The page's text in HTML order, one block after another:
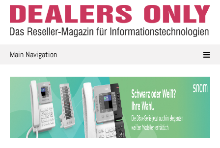
Skip
content
Main Navigation